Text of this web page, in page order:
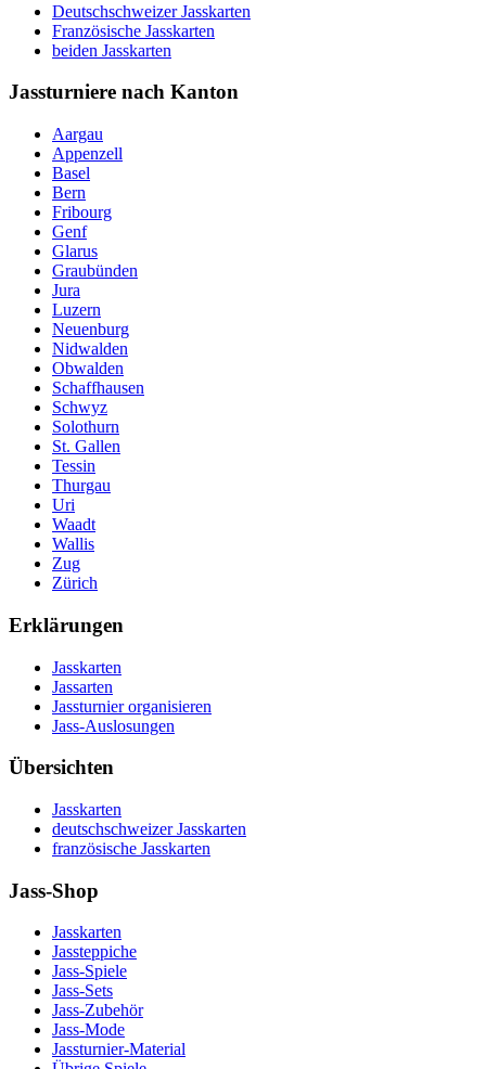
Deutschschweizer Jasskarten
Französische Jasskarten
beiden Jasskarten
Jassturniere nach Kanton
Aargau
Appenzell
Basel
Bern
Fribourg
Genf
Glarus
Graubünden
Jura
Luzern
Neuenburg
Nidwalden
Obwalden
Schaffhausen
Schwyz
Solothurn
St. Gallen
Tessin
Thurgau
Uri
Waadt
Wallis
Zug
Zürich
Erklärungen
Jasskarten
Jassarten
Jassturnier organisieren
Jass-Auslosungen
Übersichten
Jasskarten
deutschschweizer Jasskarten
französische Jasskarten
Jass-Shop
Jasskarten
Jassteppiche
Jass-Spiele
Jass-Sets
Jass-Zubehör
Jass-Mode
Jassturnier-Material